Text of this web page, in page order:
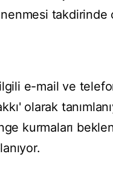
takdirinde
e-mail ve
olarak
kurmaları